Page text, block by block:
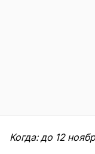
Когда: до 12